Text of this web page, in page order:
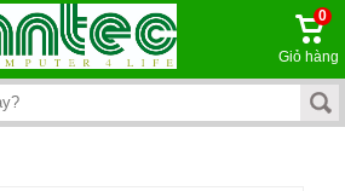
0
Giỏ hàng